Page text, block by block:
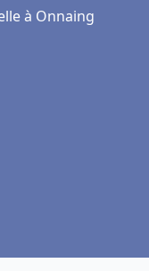
à Onnaing